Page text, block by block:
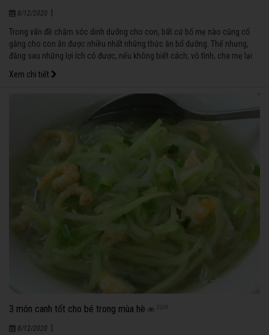
8/12/2020
Trong vấn đề chăm sóc dinh dưỡng cho con, bất cứ bố mẹ nào cũng cố
gắng cho con ăn được nhiều nhất những thức ăn bổ dưỡng. Thế nhưng,
đằng sau những lợi ích có được, nếu không biết cách, vô tình, cha mẹ lại
Xem chi tiết
3 món canh tốt cho bé trong mùa hè 2209
8/12/2020